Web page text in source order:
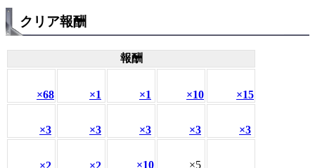
クリア報酬
報酬
×68 ×1 ×1 ×10 ×15
×3 ×3 ×3 ×3 ×3
×2 ×2 ×10 ×5